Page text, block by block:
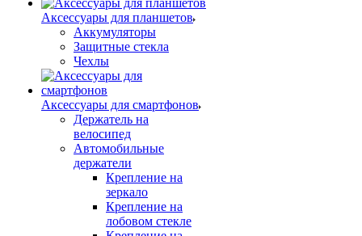
Аксессуары для планшетов
Аккумуляторы
Защитные стекла
Чехлы
Аксессуары для смартфонов
Держатель на
велосипед
Автомобильные
держатели
Крепление на
зеркало
Крепление на
лобовом стекле